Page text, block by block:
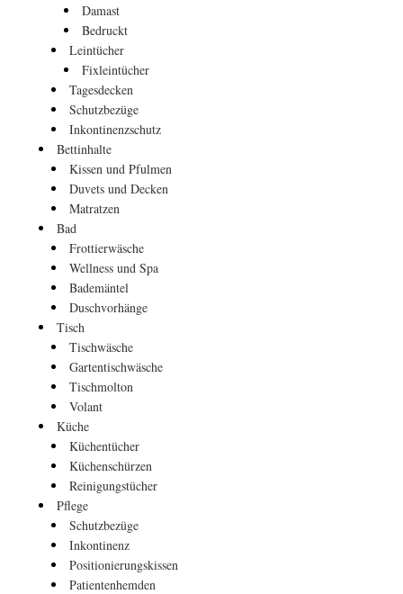
Damast
Bedruckt
Leintücher
Fixleintücher
Tagesdecken
Schutzbezüge
Inkontinenzschutz
Bettinhalte
Kissen und Pfulmen
Duvets und Decken
Matratzen
Bad
Frottierwäsche
Wellness und Spa
Bademäntel
Duschvorhänge
Tisch
Tischwäsche
Gartentischwäsche
Tischmolton
Volant
Küche
Küchentücher
Küchenschürzen
Reinigungstücher
Pflege
Schutzbezüge
Inkontinenz
Positionierungskissen
Patientenhemden